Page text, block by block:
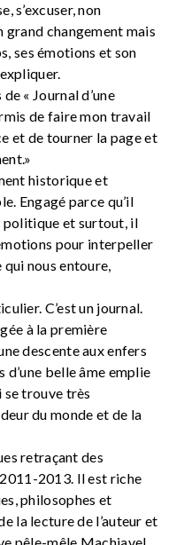
s’excuser, non
grand changement mais
ses émotions et son
« Journal d’une
de faire mon travail
et de tourner la page et
historique et
Engagé parce qu’il
politique et surtout, il
pour interpeller
nous entoure,
C’est un journal.
à la première
descente aux enfers
d’une belle âme emplie
se trouve très
du monde et de la
retraçant des
2013. Il est riche
philosophes et
la lecture de l’auteur et